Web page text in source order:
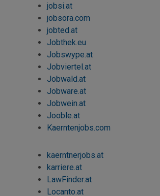
jobsi.at
jobsora.com
jobted.at
Jobthek.eu
Jobswype.at
Jobviertel.at
Jobwald.at
Jobware.at
Jobwein.at
Jooble.at
Kaerntenjobs.com
kaerntnerjobs.at
karriere.at
LawFinder.at
Locanto.at